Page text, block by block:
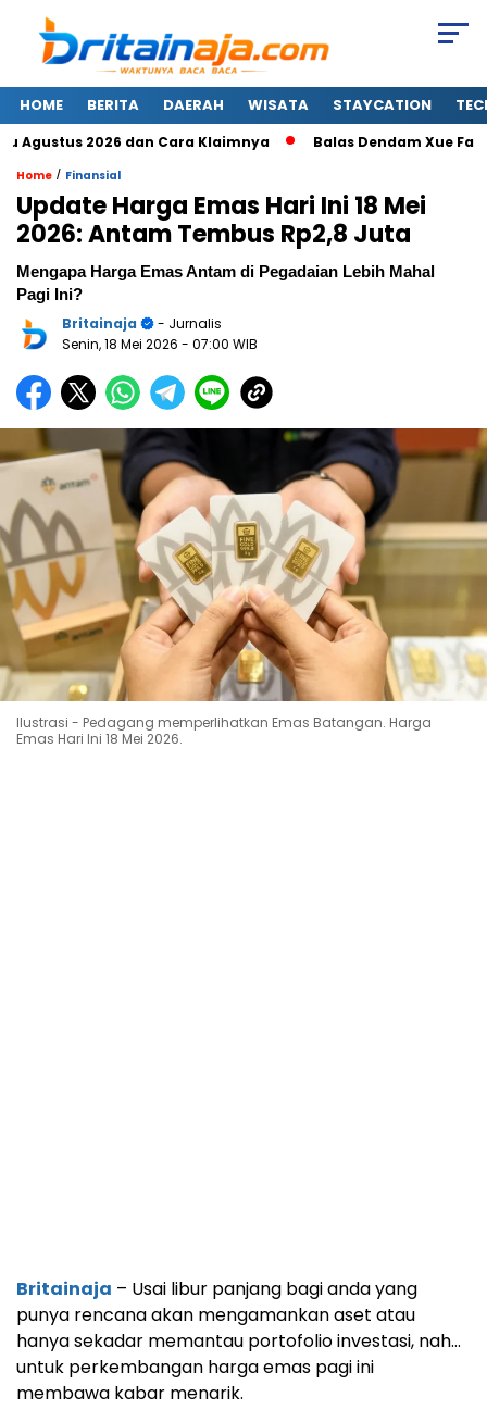
HOME BERITA DAERAH WISATA STAYCATION
2026 dan Cara Klaimnya Balas Dendam Xue
Home / Finansial
Update Harga Emas Hari Ini 18 Mei
2026: Antam Tembus Rp2,8 Juta
Mengapa Harga Emas Antam di Pegadaian Lebih Mahal
Pagi Ini?
Britainaja
- Jurnalis
Senin, 18 Mei 2026 - 07:00 WIB
Ilustrasi - Pedagang memperlihatkan Emas Batangan. Harga
Emas Hari Ini 18 Mei 2026.
Britainaja – Usai libur panjang bagi anda yang
punya rencana akan mengamankan aset atau
hanya sekadar memantau portofolio investasi, nah…
untuk perkembangan harga emas pagi ini
membawa kabar menarik.